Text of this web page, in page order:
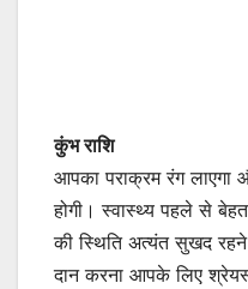
कुंभ राशि
आपका पराक्रम रंग लाएगा
होगी। स्वास्थ्य पहले से
की स्थिति अत्यंत सुखद
दान करना आपके लिए